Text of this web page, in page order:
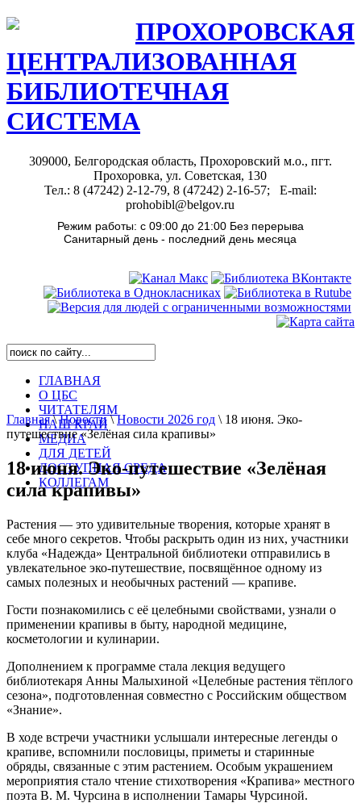
ПРОХОРОВСКАЯ
ЦЕНТРАЛИЗОВАННАЯ
БИБЛИОТЕЧНАЯ
СИСТЕМА
309000, Белгородская область, Прохоровский м.о., пгт.
Прохоровка, ул. Советская, 130
Тел.: 8 (47242) 2-12-79, 8 (47242) 2-16-57; E-mail:
prohobibl@belgov.ru
Режим работы: с 09:00 до 21:00 Без перерыва
Санитарный день - последний день месяца
ГЛАВНАЯ
О ЦБС
ЧИТАТЕЛЯМ
НАШ КРАЙ
МЕДИА
ДЛЯ ДЕТЕЙ
ДОСТУПНАЯ СРЕДА
КОЛЛЕГАМ
Главная\Новости\Новости 2026 год \ 18 июня. Эко-
путешествие «Зелёная сила крапивы»
18 июня. Эко-путешествие «Зелёная
сила крапивы»
Растения — это удивительные творения, которые хранят в
себе много секретов. Чтобы раскрыть один из них, участники
клуба «Надежда» Центральной библиотеки отправились в
увлекательное эко-путешествие, посвящённое одному из
самых полезных и необычных растений — крапиве.
Гости познакомились с её целебными свойствами, узнали о
применении крапивы в быту, народной медицине,
косметологии и кулинарии.
Дополнением к программе стала лекция ведущего
библиотекаря Анны Малыхиной «Целебные растения тёплого
сезона», подготовленная совместно с Российским обществом
«Знание».
В ходе встречи участники услышали интересные легенды о
крапиве, вспомнили пословицы, приметы и старинные
обряды, связанные с этим растением. Особым украшением
мероприятия стало чтение стихотворения «Крапива» местного
поэта В. М. Чурсина в исполнении Тамары Чурсиной.